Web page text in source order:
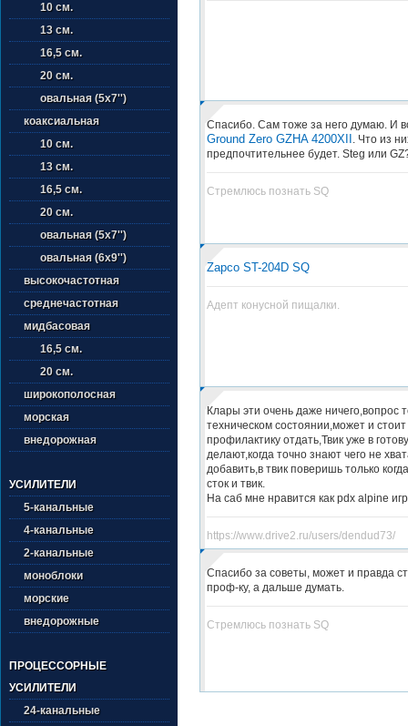
10 см.
13 см.
16,5 см.
20 см.
овальная (5х7'')
коаксиальная
10 см.
13 см.
16,5 см.
20 см.
овальная (5х7'')
овальная (6х9'')
высокочастотная
среднечастотная
мидбасовая
16,5 см.
20 см.
широкополосная
морская
внедорожная
УСИЛИТЕЛИ
5-канальные
4-канальные
2-канальные
моноблоки
морские
внедорожные
ПРОЦЕССОРНЫЕ
УСИЛИТЕЛИ
24-канальные
Спасибо. Сам тоже за него думаю. И
Ground Zero GZHA 4200XII
. Что из
предпочтительнее будет. Steg или
Стремлюсь познать SQ
Zapco ST-204D SQ
Адепт конусной пищалки.
Клары эти очень даже ничего,вопрос
техническом состоянии,может и
профилактику отдать,Твик уже в
делают,когда точно знают чего не
добавить,в твик поверишь только
сток и твик.
На саб мне нравится как pdx alpine
https://www.drive2.ru/users/dendud73/
Спасибо за советы, может и правда
проф-ку, а дальше думать.
Стремлюсь познать SQ